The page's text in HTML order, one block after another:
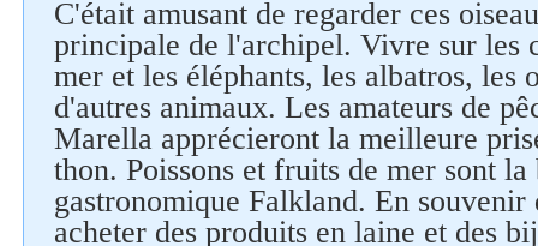
C'était amusant de regarder ces
principale de l'archipel. Vivre sur les
mer et les éléphants, les albatros, les
d'autres animaux. Les amateurs de
Marella apprécieront la meilleure
thon. Poissons et fruits de mer sont la
gastronomique Falkland. En
acheter des produits en laine et des